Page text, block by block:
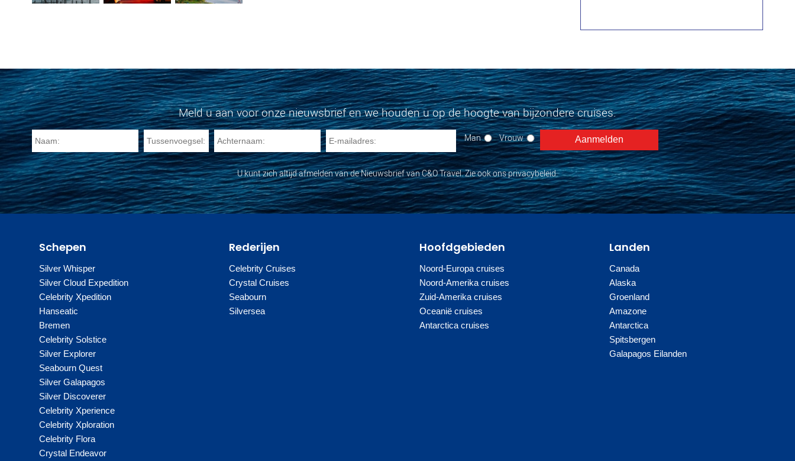
Meld u aan voor onze nieuwsbrief en we houden u op de hoogte van bijzondere cruises.
Man Vrouw
U kunt zich altijd afmelden van de Nieuwsbrief van C&O Travel. Zie ook ons privacybeleid.
Schepen
Silver Whisper
Silver Cloud Expedition
Celebrity Xpedition
Hanseatic
Bremen
Celebrity Solstice
Silver Explorer
Seabourn Quest
Silver Galapagos
Silver Discoverer
Celebrity Xperience
Celebrity Xploration
Celebrity Flora
Crystal Endeavor
Rederijen
Celebrity Cruises
Crystal Cruises
Seabourn
Silversea
Hoofdgebieden
Noord-Europa cruises
Noord-Amerika cruises
Zuid-Amerika cruises
Oceanië cruises
Antarctica cruises
Landen
Canada
Alaska
Groenland
Amazone
Antarctica
Spitsbergen
Galapagos Eilanden